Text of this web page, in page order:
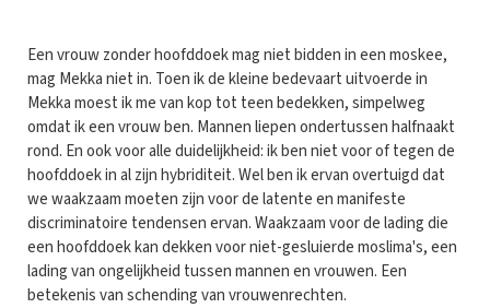
Een vrouw zonder hoofddoek mag niet bidden in een moskee,
mag Mekka niet in. Toen ik de kleine bedevaart uitvoerde in
Mekka moest ik me van kop tot teen bedekken, simpelweg
omdat ik een vrouw ben. Mannen liepen ondertussen halfnaakt
rond. En ook voor alle duidelijkheid: ik ben niet voor of tegen de
hoofddoek in al zijn hybriditeit. Wel ben ik ervan overtuigd dat
we waakzaam moeten zijn voor de latente en manifeste
discriminatoire tendensen ervan. Waakzaam voor de lading die
een hoofddoek kan dekken voor niet-gesluierde moslima's, een
lading van ongelijkheid tussen mannen en vrouwen. Een
betekenis van schending van vrouwenrechten.